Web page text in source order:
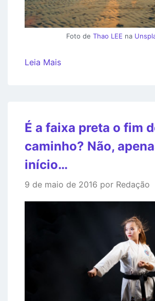
Foto de Thao LEE na
Leia Mais
É a faixa preta o fim
caminho? Não,
início…
9 de maio de 2016 por Redação